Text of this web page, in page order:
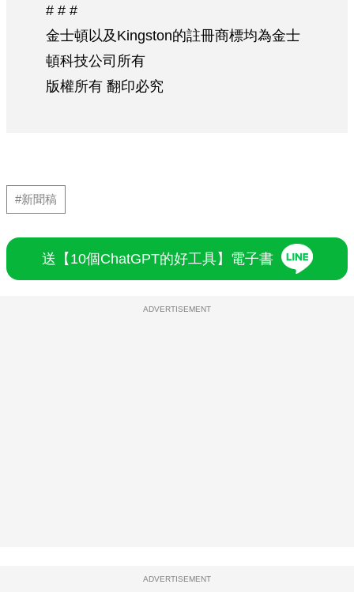
# # #
金士頓以及Kingston的註冊商標均為金士
頓科技公司所有
版權所有 翻印必究
#新聞稿
送【10個ChatGPT的好工具】電子書
ADVERTISEMENT
ADVERTISEMENT